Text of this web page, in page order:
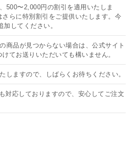
500〜2,000円の割引を適用いたしま
らに特別割引をご提供いたします。今
してください。
商品が見つからない場合は、公式サイト
てお送りいただいても構いません。
しますので、しばらくお待ちください。
対応しておりますので、安心してご注文